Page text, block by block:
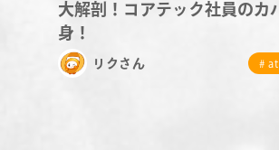
大解剖！コアテック社員のカ
身！
リクさん # at